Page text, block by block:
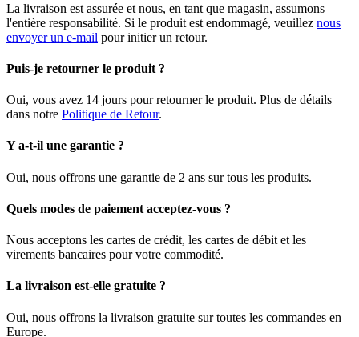
La livraison est assurée et nous, en tant que magasin, assumons
l'entière responsabilité. Si le produit est endommagé, veuillez nous
envoyer un e-mail pour initier un retour.
Puis-je retourner le produit ?
Oui, vous avez 14 jours pour retourner le produit. Plus de détails
dans notre Politique de Retour.
Y a-t-il une garantie ?
Oui, nous offrons une garantie de 2 ans sur tous les produits.
Quels modes de paiement acceptez-vous ?
Nous acceptons les cartes de crédit, les cartes de débit et les
virements bancaires pour votre commodité.
La livraison est-elle gratuite ?
Oui, nous offrons la livraison gratuite sur toutes les commandes en
Europe.